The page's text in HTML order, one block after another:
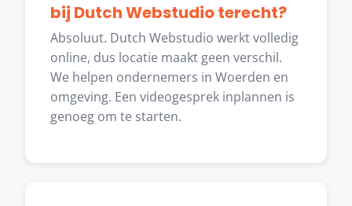
bij Dutch Webstudio terecht?
Absoluut. Dutch Webstudio werkt volledig
online, dus locatie maakt geen verschil.
We helpen ondernemers in Woerden en
omgeving. Een videogesprek inplannen is
genoeg om te starten.